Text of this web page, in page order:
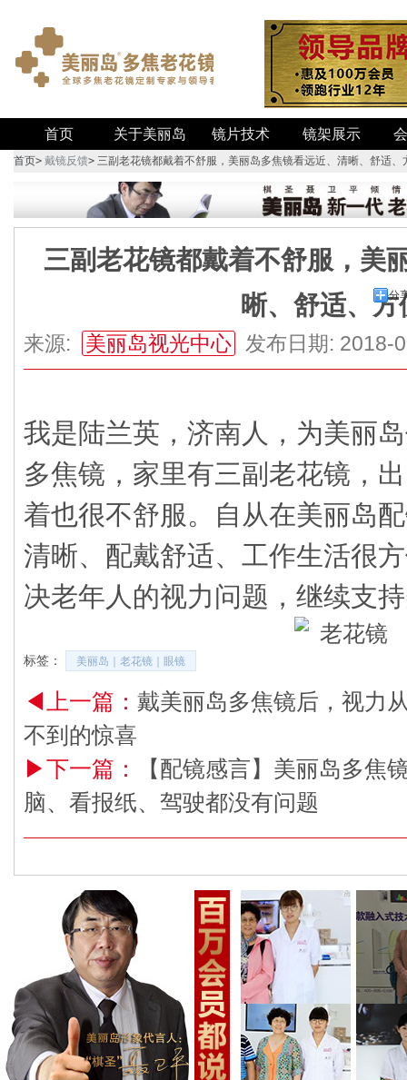
首页 关于美丽岛 镜片技术 镜架展示
首页> 戴镜反馈> 三副老花镜都戴着不舒服，美丽岛多焦镜看远近、清晰、舒适、
三副老花镜都戴着不舒服，美
晰、舒适、方
来源: 美丽岛视光中心 发布日期: 2018-
分
我是陆兰英，济南人，为美丽
多焦镜，家里有三副老花镜，
着也很不舒服。自从在美丽岛
清晰、配戴舒适、工作生活很
决老年人的视力问题，继续支
标签： 美丽岛｜老花镜｜眼镜
◀上一篇： 戴美丽岛多焦镜后，视力
不到的惊喜
▶下一篇：
【配镜感言】美丽岛多焦
脑、看报纸、驾驶都没有问题